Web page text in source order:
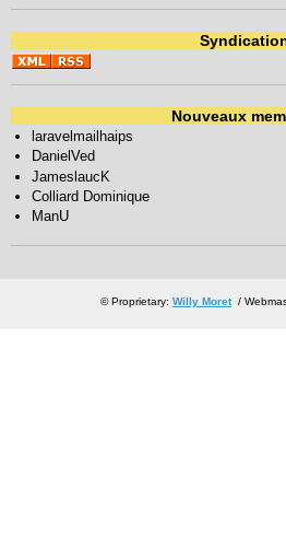
Nouveaux
laravelmailhaips
DanielVed
JameslaucK
Colliard Dominique
ManU
© Proprietary: Willy Moret/